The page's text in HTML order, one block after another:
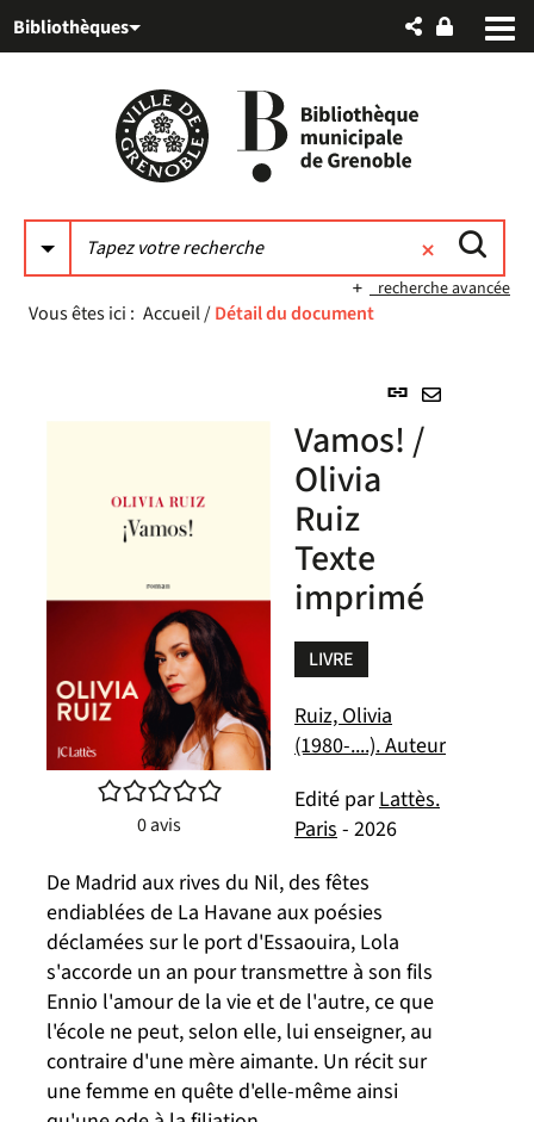
au
auBibliothèques
recherche avancée
Vous êtes ici : Accueil/Détail du document
Lien
(Nouvelle
/5
0avis
Vamos! /
Olivia
Ruiz
Texte
imprimé
LIVRE
Ruiz, Olivia
(1980-....). Auteur
Edité parLattès.
Paris- 2026
De Madrid aux rives du Nil, des fêtes
endiablées de La Havane aux poésies
déclamées sur le port d'Essaouira, Lola
s'accorde un an pour transmettre à son fils
Ennio l'amour de la vie et de l'autre, ce que
l'école ne peut, selon elle, lui enseigner, au
contraire d'une mère aimante. Un récit sur
une femme en quête d'elle-même ainsi